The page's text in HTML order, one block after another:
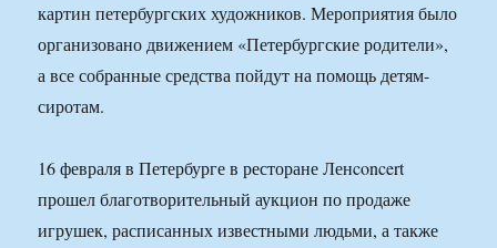
картин петербургских художников. Мероприятия было
организовано движением «Петербургские родители»,
а все собранные средства пойдут на помощь детям-
сиротам.
16 февраля в Петербурге в ресторане Ленconcert
прошел благотворительный аукцион по продаже
игрушек, расписанных известными людьми, а также